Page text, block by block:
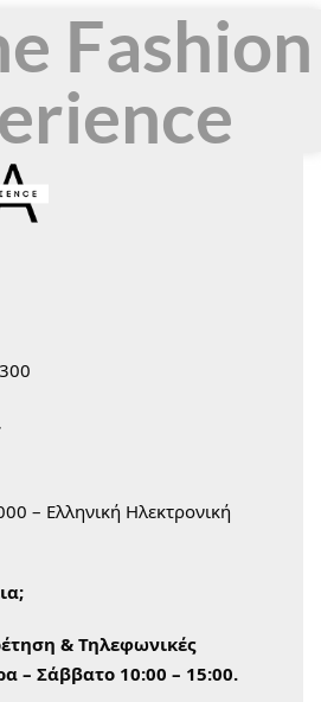
Fashion
– Ελληνική Ηλεκτρονική
& Τηλεφωνικές
– Σάββατο 10:00 – 15:00.